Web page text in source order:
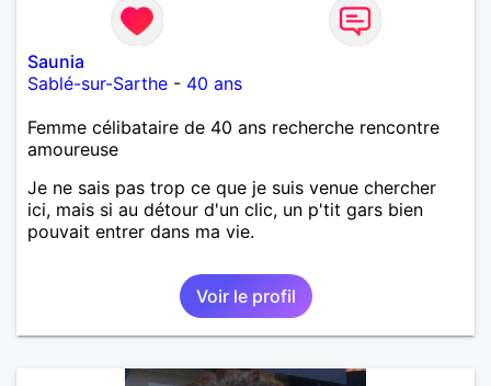
Saunia
Sablé-sur-Sarthe - 40 ans
Femme célibataire de 40 ans recherche rencontre
amoureuse
Je ne sais pas trop ce que je suis venue chercher
ici, mais si au détour d'un clic, un p'tit gars bien
pouvait entrer dans ma vie.
Voir le profil